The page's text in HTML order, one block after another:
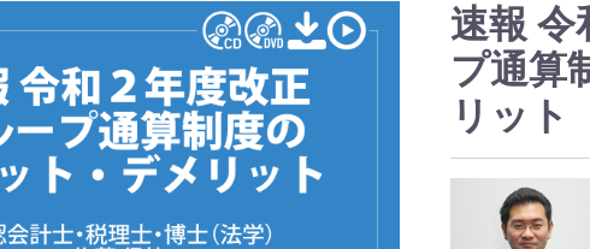
速報 令
プ通算
リット